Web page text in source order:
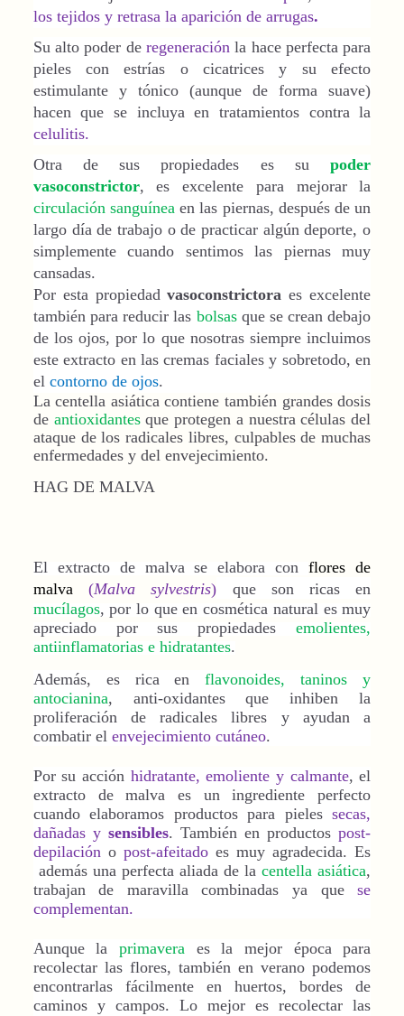
los tejidos y retrasa la aparición de arrugas.
Su alto poder de regeneración la hace perfecta para
pieles con estrías o cicatrices y su efecto
estimulante y tónico (aunque de forma suave)
hacen que se incluya en tratamientos contra la
celulitis.
Otra de sus propiedades es supoder
vasoconstrictor, es excelente para mejorar la
circulación sanguínea en las piernas, después de un
largo día de trabajo o de practicar algún deporte, o
simplemente cuando sentimos las piernas muy
cansadas.
Por esta propiedadvasoconstrictora es excelente
también para reducir las bolsasque se crean debajo
de los ojos, por lo que nosotras siempre incluimos
este extracto en las cremas faciales y sobretodo, en
el contorno de ojos.
La centella asiática contiene también grandes dosis
de antioxidantesque protegen a nuestra células del
ataque de los radicales libres, culpables de muchas
enfermedades y del envejecimiento.
HAG DE MALVA
El extracto de malva se elabora conflores de
malva(Malva sylvestris) que son ricas en
mucílagos, por lo que en cosmética natural es muy
apreciado por sus propiedadesemolientes,
antiinflamatorias e hidratantes.
Además, es rica enflavonoides, taninos y
antocianina, anti-oxidantes que inhiben la
proliferación de radicales libres y ayudan a
combatir el envejecimiento cutáneo.
Por su acción hidratante, emoliente y calmante, el
extracto de malva es un ingrediente perfecto
cuando elaboramos productos para pielessecas,
dañadas y sensibles. También en productospost-
depilacióno post-afeitadoes muy agradecida. Es
además una perfecta aliada de lacentella asiática,
trabajan de maravilla combinadas ya quese
complementan.
Aunque laprimavera es la mejor época para
recolectar las flores, también en verano podemos
encontrarlas fácilmente en huertos, bordes de
caminos y campos. Lo mejor es recolectar las